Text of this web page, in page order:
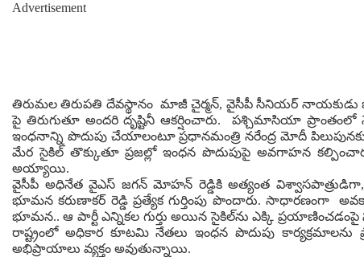
Advertisement
తిరుమల తిరుపతి దేవస్థానం మాజీ చైర్మన్, వైసీపీ సీనియర్ నాయకుడు
పై తిరుగుతూ అందరి దృష్టినీ ఆకర్షించారు. పశ్చిమాసియా ప్రాంతంలో
ఇంధనాన్ని పొదుపు చేయాలంటూ ప్రధానమంత్రి నరేంద్ర మోదీ
మేర సైకిల్ తొక్కుతూ ప్రజల్లో ఇంధన పొదుపుపై అవగాహన
అయ్యాయి.
వైసీపీ అధినేత వైఎస్ జగన్ మోహన్ రెడ్డికి అత్యంత
భూమన కరుణాకర్ రెడ్డి ప్రత్యేక గుర్తింపు పొందారు. సాధారణంగా
భూమన.. ఆ పార్టీ ఎన్నికల గుర్తు అయిన సైకిల్‌ను ఎక్కి ప్రయాణించడంపై
రాష్ట్రంలో అధికార కూటమి నేతలు ఇంధన పొదుపు
అభిప్రాయాలు వ్యక్తం అవుతున్నాయి.